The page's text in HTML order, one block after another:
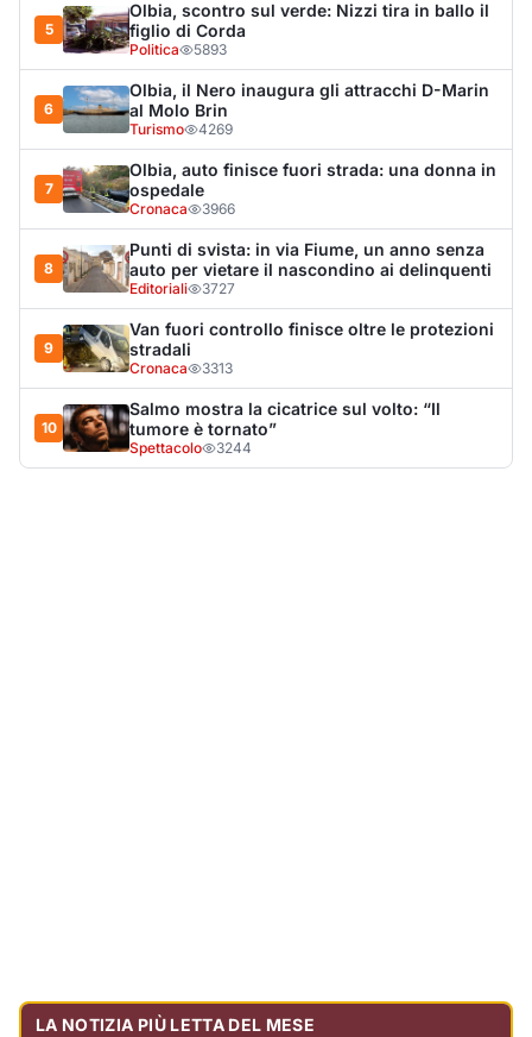
Cronaca 3313
10
Salmo mostra la cicatrice sul volto: “Il
tumore è tornato”
Spettacolo 3244